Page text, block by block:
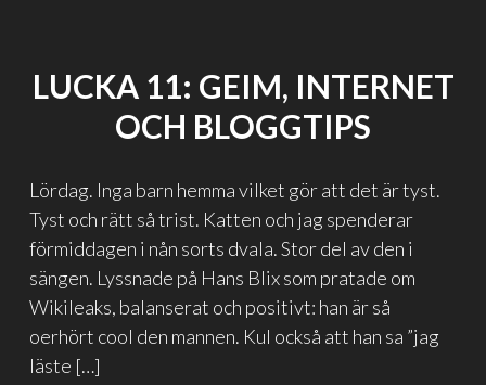
LUCKA 11: GEIM, INTERNET
OCH BLOGGTIPS
Lördag. Inga barn hemma vilket gör att det är tyst.
Tyst och rätt så trist. Katten och jag spenderar
förmiddagen i nån sorts dvala. Stor del av den i
sängen. Lyssnade på Hans Blix som pratade om
Wikileaks, balanserat och positivt: han är så
oerhört cool den mannen. Kul också att han sa ”jag
läste […]